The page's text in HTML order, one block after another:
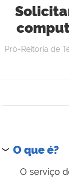
Pró-Reitoria de
O que é?
O serviço